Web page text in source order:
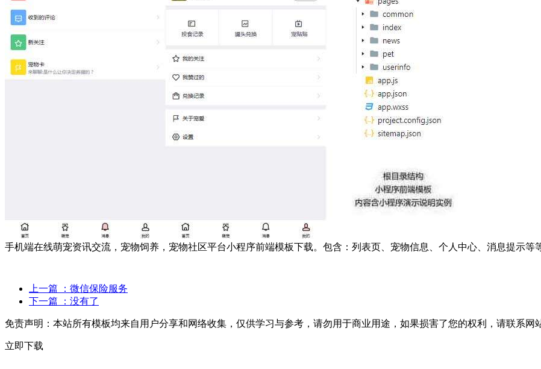
手机端在线萌宠资讯交流，宠物饲养，宠物社区平台小程序前端模板下载。包含：列表页、宠物信息、个人中心、消息提示等
上一篇
：微信保险服务
下一篇
：没有了
免责声明： 本站所有模板均来自用户分享和网络收集，仅供学习与参考，请勿用于商业用途，如果损害了您的权利，请联系网
立即下载